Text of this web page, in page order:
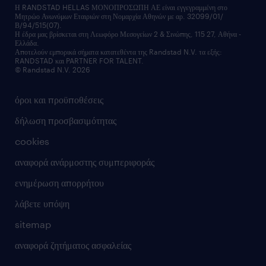
υπηρεσίες inhouse
υπηρεσίες redeployment
workforce insights
επικοινώνησε μαζί μας
οικονομικά στοιχεία
επικοινώνησε μαζί μας
όροι και προϋποθέσεις
δήλωση προσβασιμότητας
cookies
αναφορά ανάρμοστης συμπεριφοράς
ενημέρωση απορρήτου
λάβετε υπόψη
sitemap
αναφορά ζητήματος ασφαλείας
Η RANDSTAD HELLAS ΜΟΝΟΠΡΟΣΩΠΗ ΑΕ είναι εγγεγραμμένη στο
Μητρώο Ανωνύμων Εταιριών στη Νομαρχία Αθηνών με αρ. 32099/01/
Β/94/515(07).
Η έδρα μας βρίσκεται στη Λεωφόρο Μεσογείων 2 & Σινώπης, 115 27, Αθήνα -
Ελλάδα.
Αποτελούν εμπορικά σήματα κατατεθέντα της Randstad N.V. τα εξής:
RANDSTAD και PARTNER FOR TALENT.
© Randstad N.V. 2026